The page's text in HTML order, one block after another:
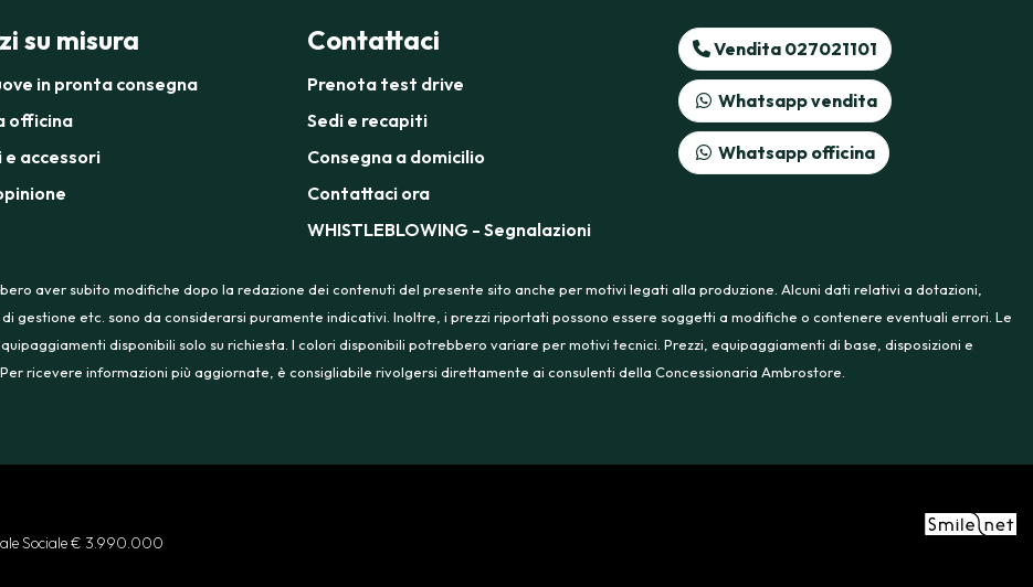
su misura
in pronta consegna
officina
e accessori
Contattaci
Prenota test drive
Sedi e recapiti
Consegna a domicilio
Contattaci ora
WHISTLEBLOWING - Segnalazioni
Vendita 027021101
Whatsapp vendita
Whatsapp officina
aver subito modifiche dopo la redazione dei contenuti del presente sito anche per motivi legati alla produzione. Alcuni dati relativi a dotazioni,
gestione etc. sono da considerarsi puramente indicativi. Inoltre, i prezzi riportati possono essere soggetti a modifiche o contenere eventuali errori. Le
disponibili solo su richiesta. I colori disponibili potrebbero variare per motivi tecnici. Prezzi, equipaggiamenti di base, disposizioni e
ricevere informazioni più aggiornate, è consigliabile rivolgersi direttamente ai consulenti della Concessionaria Ambrostore.
Sociale € 3.990.000